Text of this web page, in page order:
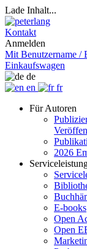
Lade Inhalt...
Kontakt
Anmelden
Mit Benutzername /
Einkaufswagen
de
en
fr
Für Autoren
2026
E-books
Open
Open